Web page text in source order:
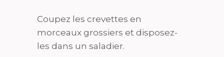
Coupez les crevettes en
morceaux grossiers et disposez-
les dans un saladier.